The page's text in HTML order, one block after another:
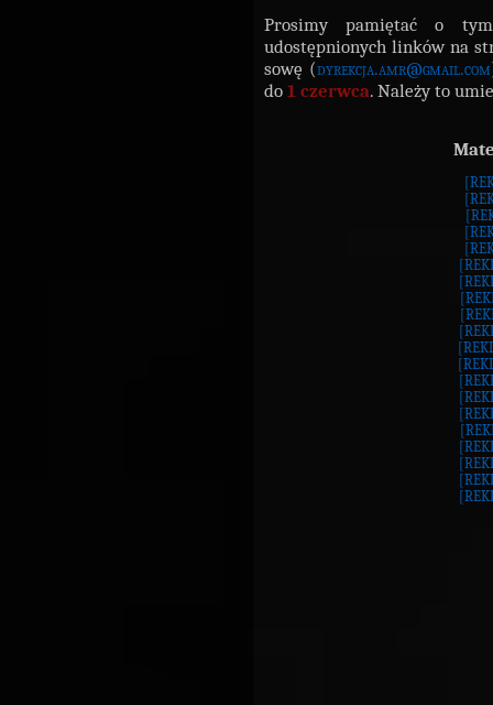
Prosimy pamiętać o
udostępnionych linków na
sowę (dyrekcja.amr@gmail.com
do 1 czerwca. Należy to